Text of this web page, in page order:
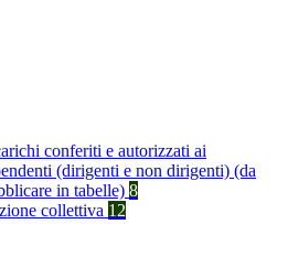
conferiti e autorizzati ai
(dirigenti e non dirigenti) (da
in tabelle) 8
collettiva 12